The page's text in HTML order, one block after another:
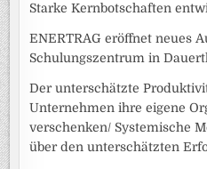
Starke Kernbotschaften
ENERTRAG eröffnet neues
Schulungszentrum in
Der unterschätzte
Unternehmen ihre eigene
verschenken/ Systemische
über den unterschätzten